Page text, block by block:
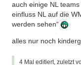
auch einige NL
einfluss NL auf die
werden sehen“
alles nur noch
4 Mal editiert, zuletzt